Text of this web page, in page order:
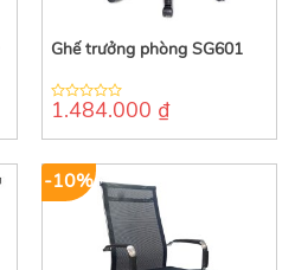
Ghế trưởng phòng SG601
0
of
1.484.000 ₫
-10%